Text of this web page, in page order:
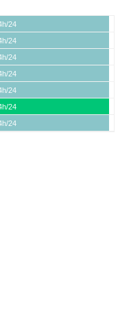
24
24
24
24
24
24
24